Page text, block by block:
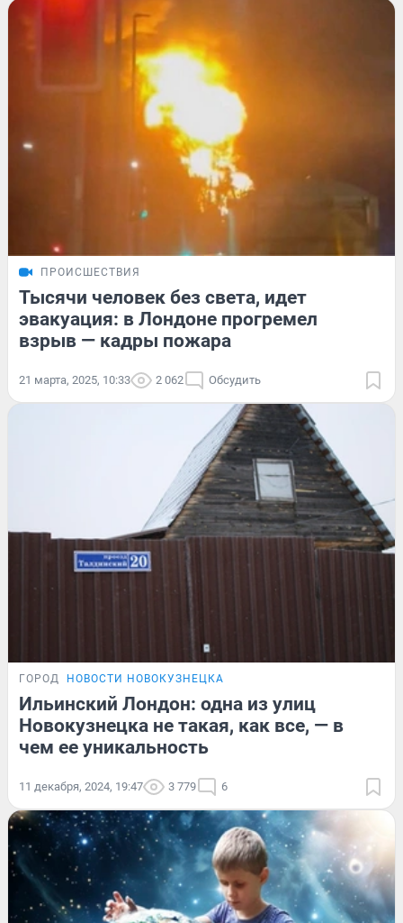
ПРОИСШЕСТВИЯ
Тысячи человек без света, идет
эвакуация: в Лондоне прогремел
взрыв — кадры пожара
21 марта, 2025, 10:33 2 062 Обсудить
ГОРОД НОВОСТИ НОВОКУЗНЕЦКА
Ильинский Лондон: одна из улиц
Новокузнецка не такая, как все, — в
чем ее уникальность
11 декабря, 2024, 19:47 3 779 6